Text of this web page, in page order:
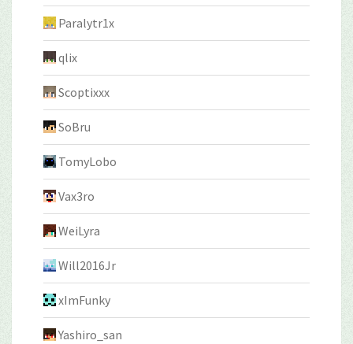
Paralytr1x
qlix
Scoptixxx
SoBru
TomyLobo
Vax3ro
WeiLyra
Will2016Jr
xImFunky
Yashiro_san